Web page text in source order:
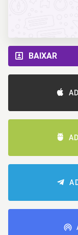
BAIXAR